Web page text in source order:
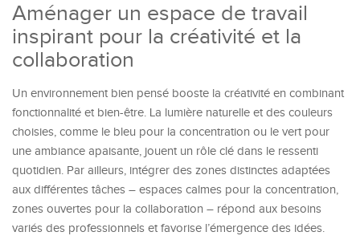
Aménager un espace de travail
inspirant pour la créativité et la
collaboration
Un environnement bien pensé booste la créativité en combinant
fonctionnalité et bien-être. La lumière naturelle et des couleurs
choisies, comme le bleu pour la concentration ou le vert pour
une ambiance apaisante, jouent un rôle clé dans le ressenti
quotidien. Par ailleurs, intégrer des zones distinctes adaptées
aux différentes tâches – espaces calmes pour la concentration,
zones ouvertes pour la collaboration – répond aux besoins
variés des professionnels et favorise l’émergence des idées.